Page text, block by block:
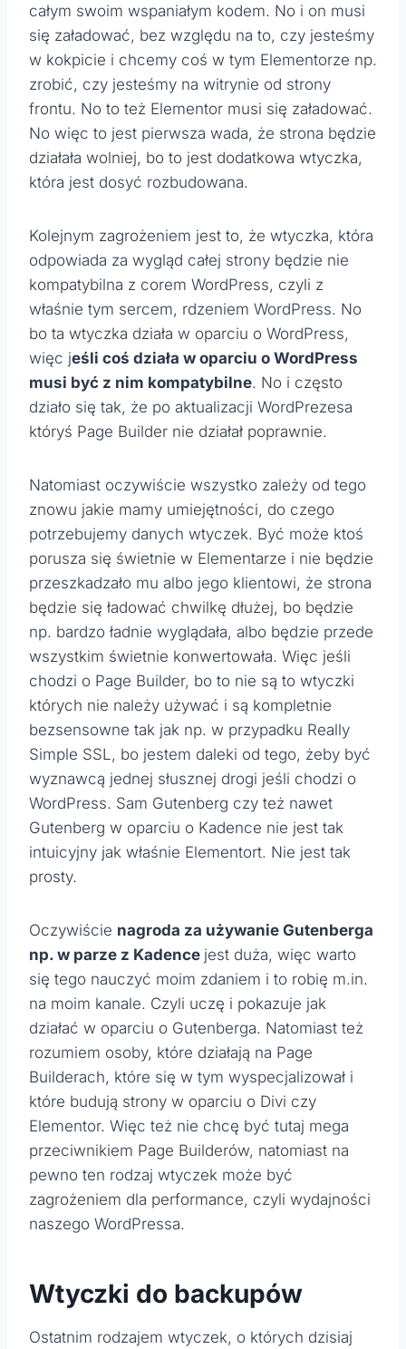
całym swoim wspaniałym kodem. No i on musi
się załadować, bez względu na to, czy jesteśmy
w kokpicie i chcemy coś w tym Elementorze np.
zrobić, czy jesteśmy na witrynie od strony
frontu. No to też Elementor musi się załadować.
No więc to jest pierwsza wada, że strona będzie
działała wolniej, bo to jest dodatkowa wtyczka,
która jest dosyć rozbudowana.
Kolejnym zagrożeniem jest to, że wtyczka, która
odpowiada za wygląd całej strony będzie nie
kompatybilna z corem WordPress, czyli z
właśnie tym sercem, rdzeniem WordPress. No
bo ta wtyczka działa w oparciu o WordPress,
więc jeśli coś działa w oparciu o WordPress
musi być z nim kompatybilne. No i często
działo się tak, że po aktualizacji WordPrezesa
któryś Page Builder nie działał poprawnie.
Natomiast oczywiście wszystko zależy od tego
znowu jakie mamy umiejętności, do czego
potrzebujemy danych wtyczek. Być może ktoś
porusza się świetnie w Elementarze i nie będzie
przeszkadzało mu albo jego klientowi, że strona
będzie się ładować chwilkę dłużej, bo będzie
np. bardzo ładnie wyglądała, albo będzie przede
wszystkim świetnie konwertowała. Więc jeśli
chodzi o Page Builder, bo to nie są to wtyczki
których nie należy używać i są kompletnie
bezsensowne tak jak np. w przypadku Really
Simple SSL, bo jestem daleki od tego, żeby być
wyznawcą jednej słusznej drogi jeśli chodzi o
WordPress. Sam Gutenberg czy też nawet
Gutenberg w oparciu o Kadence nie jest tak
intuicyjny jak właśnie Elementort. Nie jest tak
prosty.
Oczywiście nagroda za używanie Gutenberga
np. w parze z Kadence jest duża, więc warto
się tego nauczyć moim zdaniem i to robię m.in.
na moim kanale. Czyli uczę i pokazuje jak
działać w oparciu o Gutenberga. Natomiast też
rozumiem osoby, które działają na Page
Builderach, które się w tym wyspecjalizował i
które budują strony w oparciu o Divi czy
Elementor. Więc też nie chcę być tutaj mega
przeciwnikiem Page Builderów, natomiast na
pewno ten rodzaj wtyczek może być
zagrożeniem dla performance, czyli wydajności
naszego WordPressa.
Wtyczki do backupów
Ostatnim rodzajem wtyczek, o których dzisiaj